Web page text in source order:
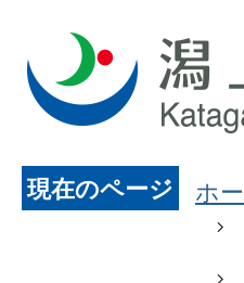
現在のページ ホ